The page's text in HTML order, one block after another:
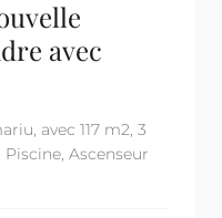
avec
avec 117 m2, 3
Ascenseur